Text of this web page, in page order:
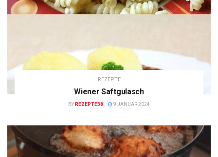
REZEPTE
Wiener Saftgulasch
BY REZEPTE38 9 JANUAR 2024